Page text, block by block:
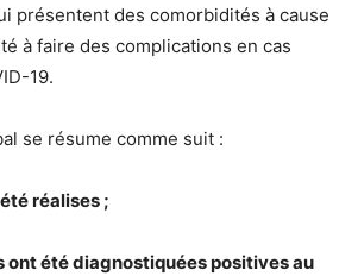
présentent des comorbidités à cause
à faire des complications en cas
19.
se résume comme suit :
réalises ;
ont été diagnostiquées positives au